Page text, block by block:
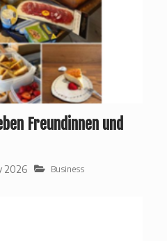
Freundinnen und
2026 Business